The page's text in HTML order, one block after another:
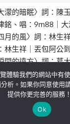
濛的暗眠〉詞：陳
銘、唱：9m88｜大
月的風〉詞：林生
林生祥｜丟包阿公
間的遠方〉詞：葛
緯、侯志堅、唱：
們
福在歌唱〉詞：林
A-Lin（黃麗玲）｜
體驗我們的網站中有
析。如果你同意使用
提供你更完善的服務！
Ok